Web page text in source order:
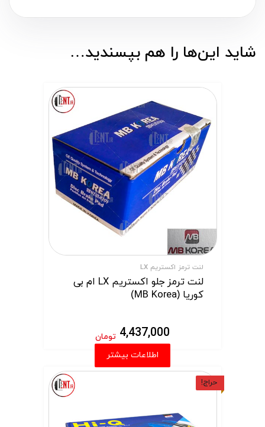
شاید این‌ها را هم بپسندید…
لنت ترمز اکستریم LX
لنت ترمز جلو اکستریم LX ام بی
کوریا (MB Korea)
4,437,000 تومان
اطلاعات بیشتر
حراج!